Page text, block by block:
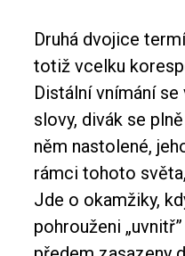
Druhá dvojice
totiž vcelku
Distální vnímání
slovy, divák se
něm nastolené,
rámci tohoto
Jde o okamžiky,
pohrouženi